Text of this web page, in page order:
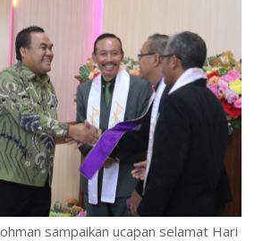
sampaikan ucapan selamat Hari